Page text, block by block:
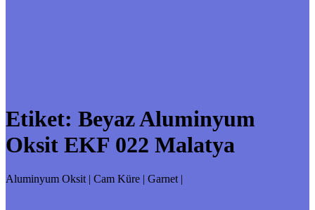
Etiket: Beyaz Aluminyum
Oksit EKF 022 Malatya
Aluminyum Oksit | Cam Küre | Garnet |